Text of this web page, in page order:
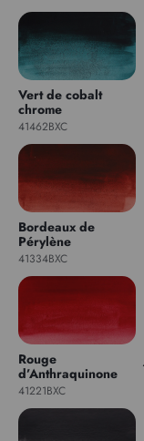
Vert de cobalt
chrome
41462BXC
Bordeaux de
Pérylène
41334BXC
Rouge
d’Anthraquinone
41221BXC